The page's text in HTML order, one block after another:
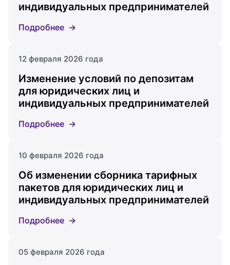
индивидуальных предпринимателей
Подробнее
12 февраля 2026 года
Изменение условий по депозитам
для юридических лиц и
индивидуальных предпринимателей
Подробнее
10 февраля 2026 года
Об изменении сборника тарифных
пакетов для юридических лиц и
индивидуальных предпринимателей
Подробнее
05 февраля 2026 года